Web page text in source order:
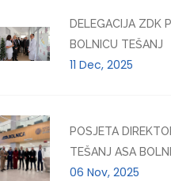
DELEGACIJA ZDK
BOLNICU TEŠANJ
11 Dec, 2025
POSJETA
TEŠANJ ASA
06 Nov, 2025